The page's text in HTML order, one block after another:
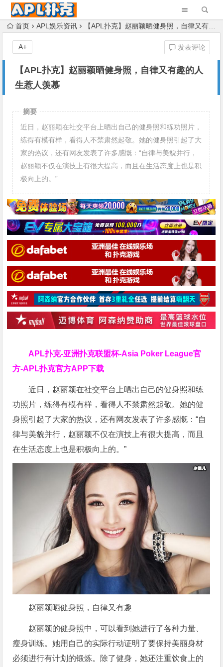
首页 APL娱乐资讯 【APL扑克】赵丽颖晒健身照，自律又有趣的人生惹人羡慕
【APL扑克】赵丽颖晒健身照，自律又有趣的人
生惹人羡慕
发表评论
A+
摘要
近日，赵丽颖在社交平台上晒出自己的健身照和练功照片，
练得有模有样，看得人不禁肃然起敬。她的健身照引起了大
家的热议，还有网友发表了许多感慨：“自律与美貌并行，
赵丽颖不仅在演技上有很大提高，而且在生活态度上也是积
极向上的。”
APL扑克-亚洲扑克联盟杯-Asia Poker League官
方-APL扑克官方APP下载
近日，赵丽颖在社交平台上晒出自己的健身照和练
功照片，练得有模有样，看得人不禁肃然起敬。她的健
身照引起了大家的热议，还有网友发表了许多感慨：“自
律与美貌并行，赵丽颖不仅在演技上有很大提高，而且
在生活态度上也是积极向上的。”
赵丽颖晒健身照，自律又有趣
赵丽颖的健身照中，可以看到她进行了各种力量、
瘦身训练。她用自己的实际行动证明了要保持美丽身材
必须进行有计划的锻炼。除了健身，她还注重饮食上的